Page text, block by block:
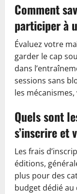
Comment
participer à
Évaluez votre
garder le cap
dans
sessions sans
les
Quels sont
s’inscrire et
Les frais
éditions,
plus pour des
budget dédié au